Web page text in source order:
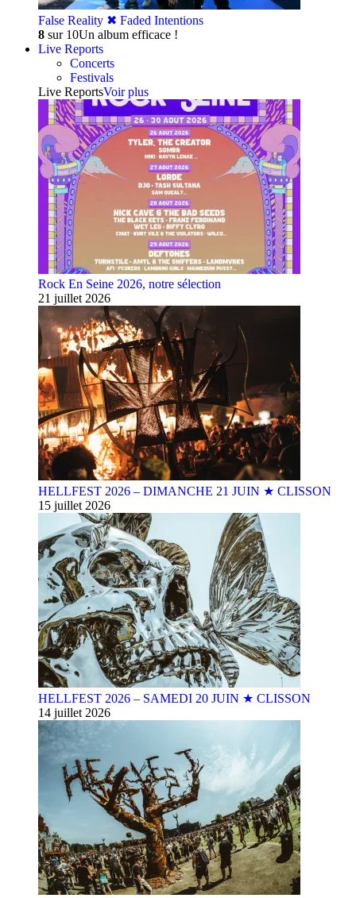
False Reality ✖︎ Faded Intentions
8 sur 10Un album efficace !
Live Reports
Concerts
Festivals
Live ReportsVoir plus
Rock En Seine 2026, notre sélection
21 juillet 2026
HELLFEST 2026 – DIMANCHE 21 JUIN ★ CLISSON
15 juillet 2026
HELLFEST 2026 – SAMEDI 20 JUIN ★ CLISSON
14 juillet 2026